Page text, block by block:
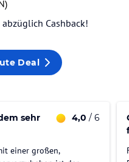
Cashback!
Deal
sehr
4,0 / 6
einer großen,